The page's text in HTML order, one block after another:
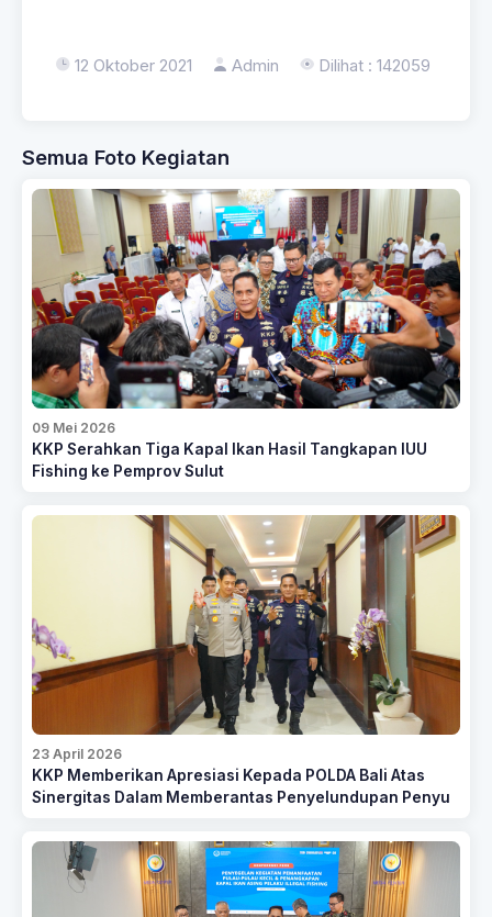
12 Oktober 2021 Admin Dilihat : 142059
Semua Foto Kegiatan
09 Mei 2026
KKP Serahkan Tiga Kapal Ikan Hasil Tangkapan IUU
Fishing ke Pemprov Sulut
23 April 2026
KKP Memberikan Apresiasi Kepada POLDA Bali Atas
Sinergitas Dalam Memberantas Penyelundupan Penyu